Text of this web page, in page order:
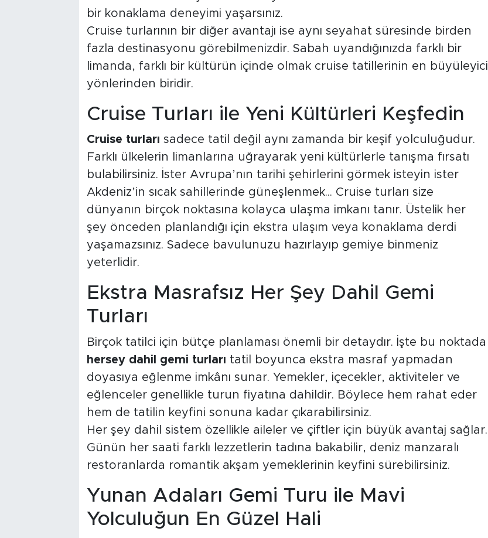
bir konaklama deneyimi yaşarsınız.
Cruise turlarının bir diğer avantajı ise aynı seyahat süresinde birden
fazla destinasyonu görebilmenizdir. Sabah uyandığınızda farklı bir
limanda, farklı bir kültürün içinde olmak cruise tatillerinin en büyüleyici
yönlerinden biridir.
Cruise Turları ile Yeni Kültürleri Keşfedin
Cruise turları sadece tatil değil aynı zamanda bir keşif yolculuğudur.
Farklı ülkelerin limanlarına uğrayarak yeni kültürlerle tanışma fırsatı
bulabilirsiniz. İster Avrupa’nın tarihi şehirlerini görmek isteyin ister
Akdeniz’in sıcak sahillerinde güneşlenmek... Cruise turları size
dünyanın birçok noktasına kolayca ulaşma imkanı tanır. Üstelik her
şey önceden planlandığı için ekstra ulaşım veya konaklama derdi
yaşamazsınız. Sadece bavulunuzu hazırlayıp gemiye binmeniz
yeterlidir.
Ekstra Masrafsız Her Şey Dahil Gemi
Turları
Birçok tatilci için bütçe planlaması önemli bir detaydır. İşte bu noktada
hersey dahil gemi turları tatil boyunca ekstra masraf yapmadan
doyasıya eğlenme imkânı sunar. Yemekler, içecekler, aktiviteler ve
eğlenceler genellikle turun fiyatına dahildir. Böylece hem rahat eder
hem de tatilin keyfini sonuna kadar çıkarabilirsiniz.
Her şey dahil sistem özellikle aileler ve çiftler için büyük avantaj sağlar.
Günün her saati farklı lezzetlerin tadına bakabilir, deniz manzaralı
restoranlarda romantik akşam yemeklerinin keyfini sürebilirsiniz.
Yunan Adaları Gemi Turu ile Mavi
Yolculuğun En Güzel Hali